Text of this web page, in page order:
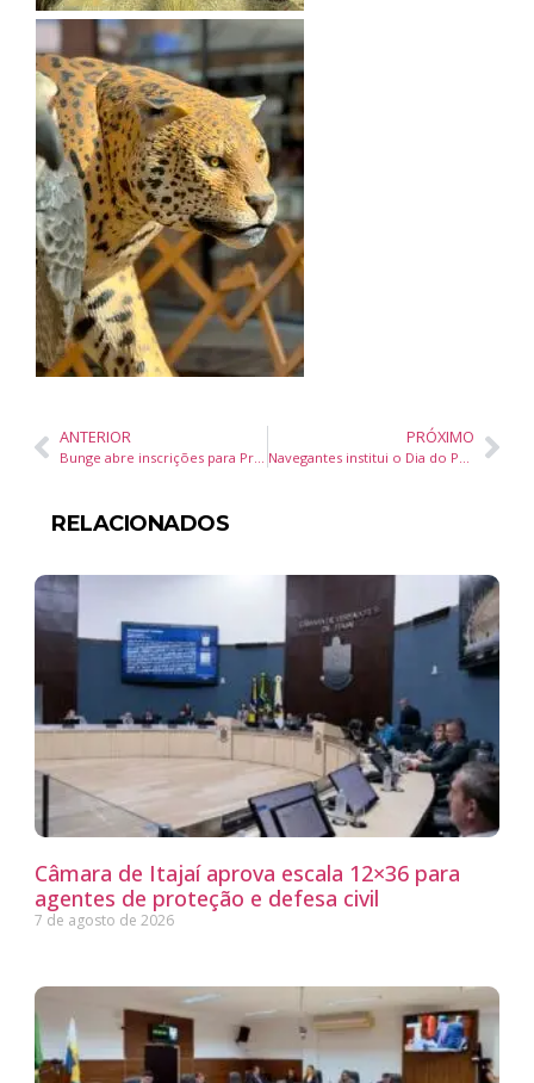
ANTERIOR
Bunge abre inscrições para Programa de Estágio 2025 – 2º Semestre em várias cidades do Brasil
PRÓXIMO
Navegantes institui o Dia do Paraense e Festival da Cultura Paraense durante 40ª Sessão Ordinária
RELACIONADOS
Câmara de Itajaí aprova escala 12×36 para
agentes de proteção e defesa civil
7 de agosto de 2026